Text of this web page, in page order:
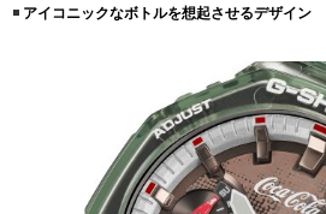
◾️ アイコニックなボトルを想起させるデザイン